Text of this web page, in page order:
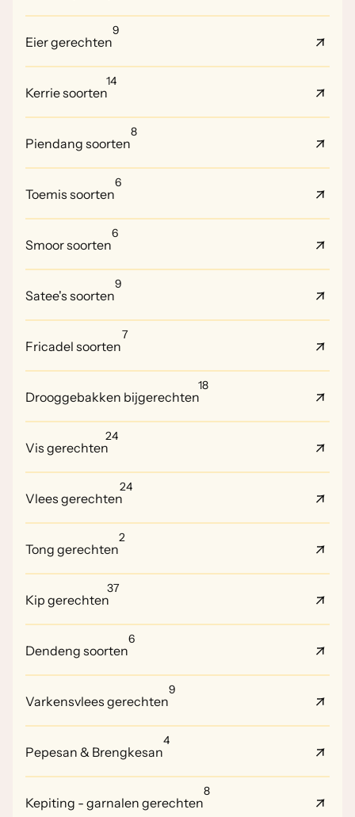
Eier gerechten
9
Kerrie soorten
14
Piendang soorten
8
Toemis soorten
6
Smoor soorten
6
Satee's soorten
9
Fricadel soorten
7
Drooggebakken bijgerechten
18
Vis gerechten
24
Vlees gerechten
24
Tong gerechten
2
Kip gerechten
37
Dendeng soorten
6
Varkensvlees gerechten
9
Pepesan & Brengkesan
4
Kepiting - garnalen gerechten
8